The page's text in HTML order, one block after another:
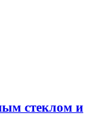
стеклом и